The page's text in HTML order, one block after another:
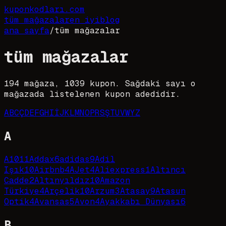
kuponkodları.com
tüm mağazalaren iyiblog
ana sayfa/tüm mağazalar
tüm mağazalar
194 mağaza, 1039 kupon. Sağdaki sayı o
mağazada listelenen kupon adedidir.
ABCÇDEFGHIİJKLMNOPRSŞTUVWYZ
A
A1011Addax6adidas9Adil
Işık10Airbnb4AJet4Aliexpress1Altıncı
Cadde2Altınyıldız10Amazon
Türkiye4Arçelik10Arzum3Atasay9Atasun
Optik4Avansas5Avon4Ayakkabı Dünyası6